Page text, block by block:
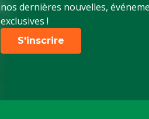
nos dernières nouvelles,
exclusives !
S'inscrire